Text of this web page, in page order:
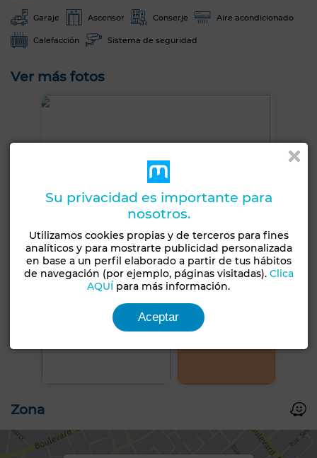
Garaje Ascensor Conserje Aire acondicionado
Calefacción Sistema de seguridad
Ver más fotos
+3 FOTOS
Zona
Su privacidad es importante para
nosotros.
Utilizamos cookies propias y de terceros para fines
analíticos y para mostrarte publicidad personalizada
en base a un perfil elaborado a partir de tus hábitos
de navegación (por ejemplo, páginas visitadas). Clica
AQUÍ para más información.
Aceptar